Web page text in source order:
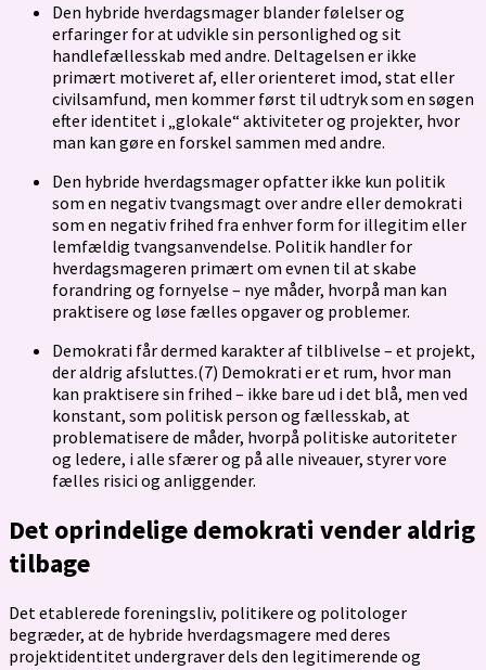
Den hybride hverdagsmager blander følelser og
erfaringer for at udvikle sin personlighed og sit
handlefællesskab med andre. Deltagelsen er ikke
primært motiveret af, eller orienteret imod, stat eller
civilsamfund, men kommer først til udtryk som en søgen
efter identitet i „glokale“ aktiviteter og projekter, hvor
man kan gøre en forskel sammen med andre.
Den hybride hverdagsmager opfatter ikke kun politik
som en negativ tvangsmagt over andre eller demokrati
som en negativ frihed fra enhver form for illegitim eller
lemfældig tvangsanvendelse. Politik handler for
hverdagsmageren primært om evnen til at skabe
forandring og fornyelse – nye måder, hvorpå man kan
praktisere og løse fælles opgaver og problemer.
Demokrati får dermed karakter af tilblivelse – et projekt,
der aldrig afsluttes.(7) Demokrati er et rum, hvor man
kan praktisere sin frihed – ikke bare ud i det blå, men ved
konstant, som politisk person og fællesskab, at
problematisere de måder, hvorpå politiske autoriteter
og ledere, i alle sfærer og på alle niveauer, styrer vore
fælles risici og anliggender.
Det oprindelige demokrati vender aldrig
tilbage
Det etablerede foreningsliv, politikere og politologer
begræder, at de hybride hverdagsmagere med deres
projektidentitet undergraver dels den legitimerende og